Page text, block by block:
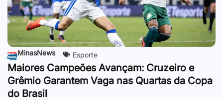
MinasNews Esporte
Maiores Campeões Avançam: Cruzeiro e
Grêmio Garantem Vaga nas Quartas da Copa
do Brasil